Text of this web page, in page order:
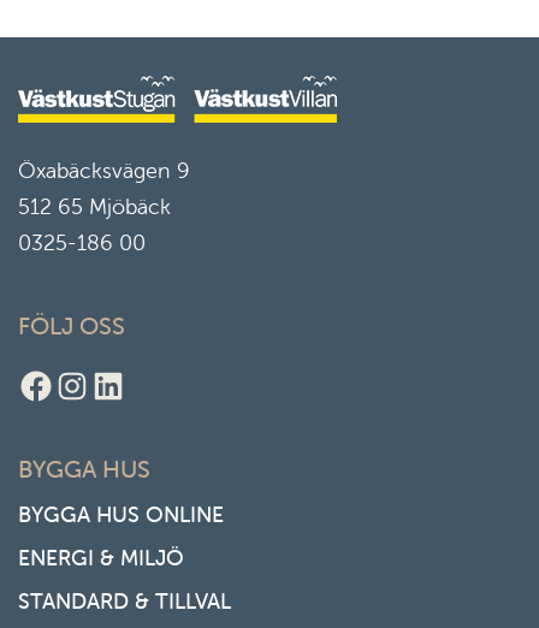
Öxabäcksvägen 9
512 65 Mjöbäck
0325-186 00
FÖLJ OSS
Facebook
Instagram
LinkedIn
BYGGA HUS
BYGGA HUS ONLINE
ENERGI & MILJÖ
STANDARD & TILLVAL